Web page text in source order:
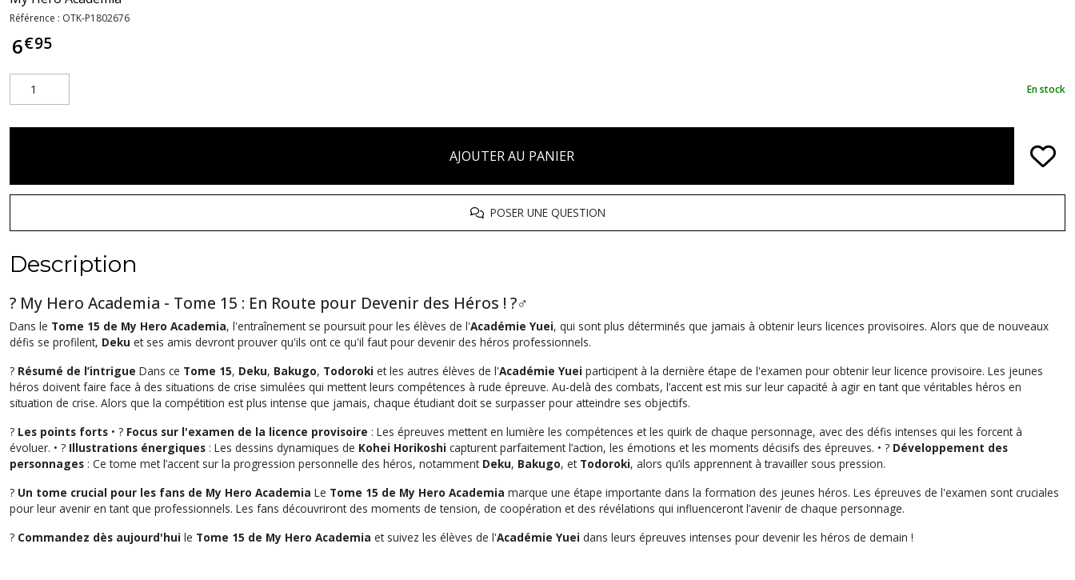
Référence : OTK-P1802676
6€95
En stock
AJOUTER AU PANIER
POSER UNE QUESTION
Description
? My Hero Academia - Tome 15 : En Route pour Devenir des Héros ! ?‍♂️
Dans le Tome 15 de My Hero Academia, l'entraînement se poursuit pour les élèves de l'Académie Yuei, qui sont plus déterminés que jamais à obtenir leurs licences provisoires. Alors que de nouveaux
défis se profilent, Deku et ses amis devront prouver qu'ils ont ce qu'il faut pour devenir des héros professionnels.
? Résumé de l’intrigue Dans ce Tome 15, Deku, Bakugo, Todoroki et les autres élèves de l'Académie Yuei participent à la dernière étape de l'examen pour obtenir leur licence provisoire. Les jeunes
héros doivent faire face à des situations de crise simulées qui mettent leurs compétences à rude épreuve. Au-delà des combats, l’accent est mis sur leur capacité à agir en tant que véritables héros en
situation de crise. Alors que la compétition est plus intense que jamais, chaque étudiant doit se surpasser pour atteindre ses objectifs.
? Les points forts • ? Focus sur l'examen de la licence provisoire : Les épreuves mettent en lumière les compétences et les quirk de chaque personnage, avec des défis intenses qui les forcent à
évoluer. • ? Illustrations énergiques : Les dessins dynamiques de Kohei Horikoshi capturent parfaitement l’action, les émotions et les moments décisifs des épreuves. • ? Développement des
personnages : Ce tome met l’accent sur la progression personnelle des héros, notamment Deku, Bakugo, et Todoroki, alors qu’ils apprennent à travailler sous pression.
? Un tome crucial pour les fans de My Hero Academia Le Tome 15 de My Hero Academia marque une étape importante dans la formation des jeunes héros. Les épreuves de l'examen sont cruciales
pour leur avenir en tant que professionnels. Les fans découvriront des moments de tension, de coopération et des révélations qui influenceront l’avenir de chaque personnage.
? Commandez dès aujourd'hui le Tome 15 de My Hero Academia et suivez les élèves de l'Académie Yuei dans leurs épreuves intenses pour devenir les héros de demain !